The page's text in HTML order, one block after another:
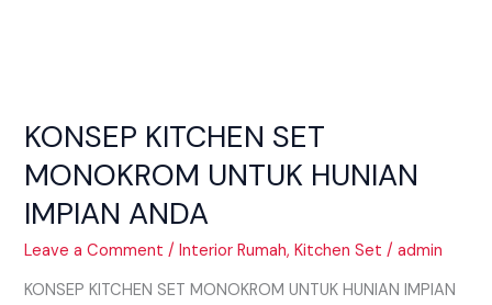
KONSEP KITCHEN SET
MONOKROM UNTUK HUNIAN
IMPIAN ANDA
Leave a Comment /Interior Rumah,Kitchen Set /admin
KONSEP KITCHEN SET MONOKROM UNTUK HUNIAN IMPIAN